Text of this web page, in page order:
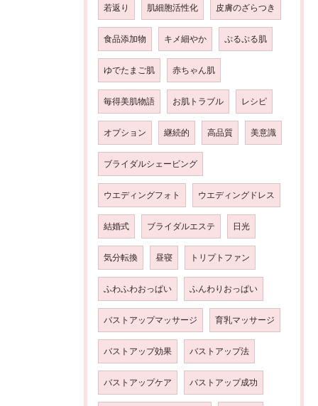
若返り 肌細胞活性化 皮膚のざらつき
食品添加物 キメ細やか ぷるぷる肌
ゆでたまご肌 赤ちゃん肌
毎得美肌物語 お肌トラブル レシピ
オプション 継続的 高品質 美意識
ブライダルシェービング
ウエディングフォト ウエディングドレス
結婚式 ブライダルエステ 日光
気分転換 昼寝 トリプトファン
ふわふわおっぱい ふんわりおっぱい
バストアップマッサージ 育乳マッサージ
バストアップ効果 バストアップ法
バストアップケア バストアップ成功